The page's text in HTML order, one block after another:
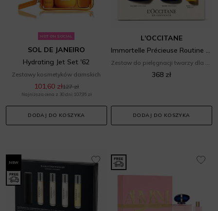
HOT ON SOCIAL
SOL DE JANEIRO
Hydrating Jet Set '62
Zestawy kosmetyków damskich
101,60 zł127 zł
Najniższa cena z 30 dni: 107,95 zł
DODAJ DO KOSZYKA
L'OCCITANE
Immortelle Précieuse Routine Facial Care Set
368 zł
DODAJ DO KOSZYKA
NEW